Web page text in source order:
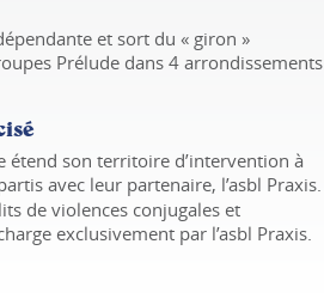
et sort du « giron »
Prélude dans 4 arrondissements
étend son territoire d’intervention à
avec leur partenaire, l’asbl Praxis.
de violences conjugales et
exclusivement par l’asbl Praxis.